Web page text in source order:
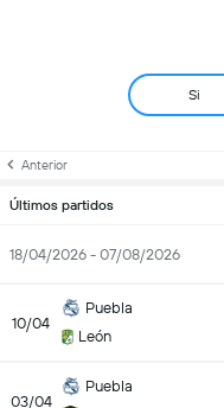
Si
Anterior
Últimos partidos
18/04/2026 - 07/08/2026
10/04
Puebla
León
03/04
Puebla